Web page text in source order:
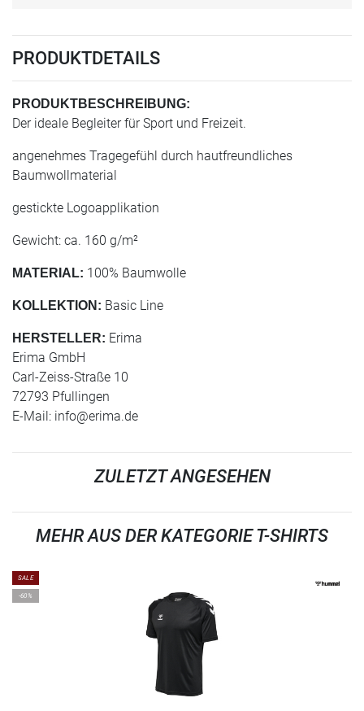
PRODUKTDETAILS
PRODUKTBESCHREIBUNG:
Der ideale Begleiter für Sport und Freizeit.
angenehmes Tragegefühl durch hautfreundliches
Baumwollmaterial
gestickte Logoapplikation
Gewicht: ca. 160 g/m²
MATERIAL: 100% Baumwolle
KOLLEKTION: Basic Line
HERSTELLER: Erima
Erima GmbH
Carl-Zeiss-Straße 10
72793 Pfullingen
E-Mail: info@erima.de
ZULETZT ANGESEHEN
MEHR AUS DER KATEGORIE T-SHIRTS
SALE
-60%